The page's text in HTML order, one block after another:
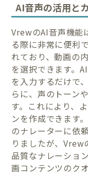
AI音声の活用と
VrewのAI音声機能
る際に非常に便利
れており、動画の
を選択できます。
を入力するだけで
らに、声のトーン
す。これにより、
ンを作成できます
のナレーターに依
りましたが、Vrew
品質なナレーショ
画コンテンツのク